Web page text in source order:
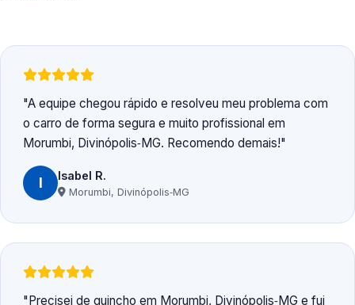
A equipe chegou rápido e resolveu meu problema com
o carro de forma segura e muito profissional em
Morumbi, Divinópolis‑MG. Recomendo demais!
I Isabel R.
Morumbi, Divinópolis‑MG
Precisei de guincho em Morumbi, Divinópolis‑MG e fui